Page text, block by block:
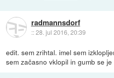
radmannsdorf
::28. jul 2016, 20:39
edit. sem zrihtal. imel sem
sem začasno vklopil in gumb se je